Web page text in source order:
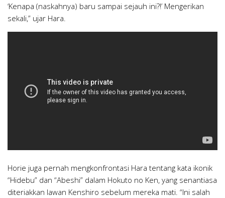
‘Kenapa (naskahnya) baru sampai sejauh ini?!’ Mengerikan
sekali,” ujar Hara.
Horie juga pernah mengkonfrontasi Hara tentang kata ikonik
“Hidebu” dan “Abeshi” dalam Hokuto no Ken, yang senantiasa
diteriakkan lawan Kenshiro sebelum mereka mati. “Ini salah